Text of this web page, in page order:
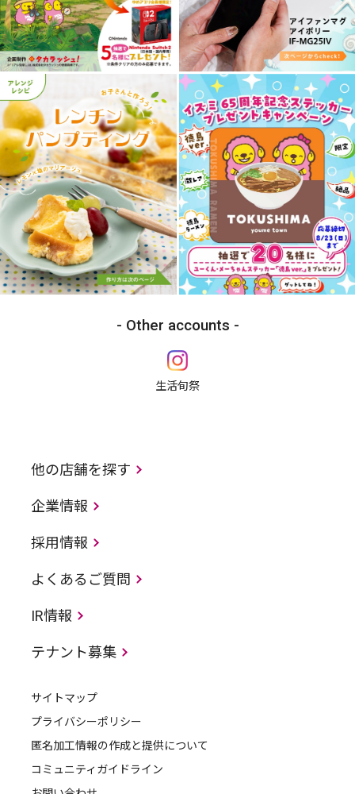
Other accounts
生活旬祭
他の店舗を探す
企業情報
採用情報
よくあるご質問
IR情報
テナント募集
サイトマップ
プライバシーポリシー
匿名加工情報の作成と提供について
コミュニティガイドライン